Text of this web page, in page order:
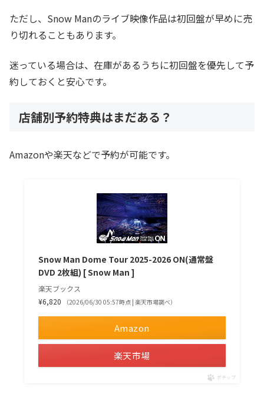
ただし、Snow Manのライブ映像作品は初回盤が早めに売
り切れることもあります。
迷っている場合は、在庫があるうちに初回盤を優先して予
約しておくと安心です。
店舗別予約特典はまだある？
Amazonや楽天などで予約が可能です。
Snow Man Dome Tour 2025-2026 ON(通常盤
DVD 2枚組) [ Snow Man ]
楽天ブックス
¥6,820
（2026/06/30 05:57時点 | 楽天市場調べ）
Amazon
楽天市場
ポチップ